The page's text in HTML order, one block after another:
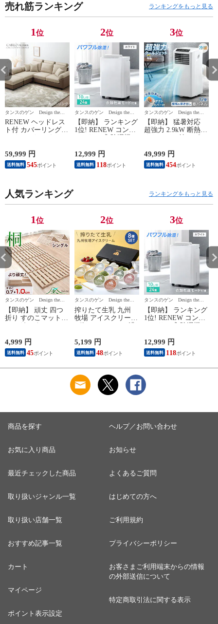
ス ベッドマット
コイルマットレ
17800161【予
約】8月下旬
※8/31までに出
荷予定
ス ベッドマット
コイルマットレ
17800162【予
約】8月下旬
※8/31までに出
荷予定
ト コイルマット
レス 硬め コイル
約】8月下旬
※8/31までに出
荷予定
売れ筋ランキング ランキングをもっと見る
1位
タンスのゲン Design the
Future
RENEW ヘッドレス
ト付 カバーリング
イル 3人掛け 4人掛
け 31200006 〔ベー
ジュ×モカ【ファブ×
59,999 円
送料無料 545
2位
タンスのゲン Design the
Future
【即納】 ランキング
1位! RENEW コンプ
24畳 小型 コンプレ
ッサー 除湿器 タン
ク 3L 湿度設定 衣類
12,999 円
送料無料 118
3位
タンスのゲン Design the
Future
【即納】 猛暑対応
超強力 2.9kW 断熱ダ
湿 38L/日 テラス窓パ
ネル付 冷房 ノンド
レン 移動式 冷風機
クーラー リモコン付
49,999 円
送料無料 454
人気ランキング ランキングをもっと見る
1位
タンスのゲン Design the
Future
【即納】 頑丈 四つ
折り すのこマット
シングル すのこベッ
のこ 国内検査済 折
りたたみベッド 折り
たたみ 折り畳み ベ
4,999 円
送料無料 45
2位
タンスのゲン Design the
Future
搾りたて生乳 九州
牧場 アイスクリーム
8種セット YAMA 濃
ギフト 詰め合わせ
アイス クリーム ア
イスセット 無添加
リー 8個 セット お祝
い 国産 日本製
87721222
5,199 円
送料無料 48
3位
タンスのゲン Design the
Future
【即納】 ランキング
1位! RENEW コンプ
レッサー式 除湿機
24畳 小型 コンプレ
ッサー 除湿器 タン
ク 3L 湿度設定 衣類
ンパクト 強力 静音
7970000630〔ホワイ
12,999 円
送料無料 118
商品を探す
お気に入り商品
最近チェックした商品
取り扱いジャンル一覧
取り扱い店舗一覧
おすすめ記事一覧
カート
マイページ
ポイント表示設定
ヘルプ／お問い合わせ
お知らせ
よくあるご質問
はじめての方へ
ご利用規約
プライバシーポリシー
お客さまご利用端末からの情報
の外部送信について
特定商取引法に関する表示